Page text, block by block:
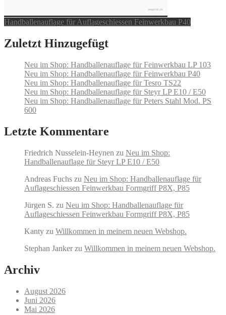
Handballenauflage für Auflageschiessen Feinwerkbau P40
Zuletzt Hinzugefügt
Neu im Shop: Handballenauflage für Feinwerkbau LP 103
Neu im Shop: Handballenauflage für Feinwerkbau P40
Neu im Shop: Handballenauflage für Tesro TS22
Neu im Shop: Handballenauflage für Steyr LP E10 / E50
Neu im Shop: Handballenauflage für Peters Stahl Mod. PS
600
Letzte Kommentare
Friedrich Nusselein-Heynen zu Neu im Shop:
Handballenauflage für Steyr LP E10 / E50
Andreas Fuchs zu Neu im Shop: Handballenauflage für
Auflageschiessen Feinwerkbau Formgriff P8X, P85
Jürgen S. zu Neu im Shop: Handballenauflage für
Auflageschiessen Feinwerkbau Formgriff P8X, P85
Kanty zu Willkommen in meinem neuen Webshop.
Stephan Jankerzu Willkommen in meinem neuen Webshop.
Archiv
August 2026
Juni 2026
Mai 2026